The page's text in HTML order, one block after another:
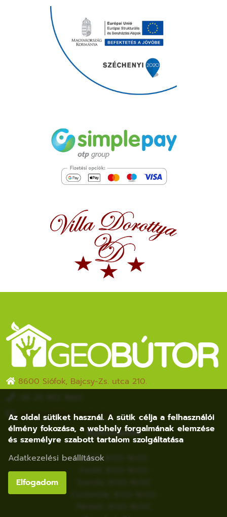
8600 Siófok, Bajcsy-Zs. utca 210.
webshop[a]geobutor.hu
Nyitvatartás
Hétfő: 8:00-16:00
Az oldal sütiket használ. A sütik célja a felhasználói
élmény fokozása, a webhely forgalmának elemzése
és személyre szabott tartalom szolgáltatása
Adatkezelési beállítások
Elfogadom